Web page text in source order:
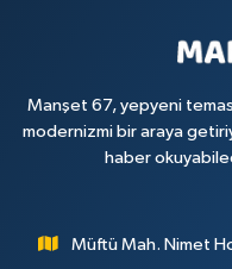
Manşet 67, yepyeni
modernizmi bir araya
haber
Müftü Mah. Nimet